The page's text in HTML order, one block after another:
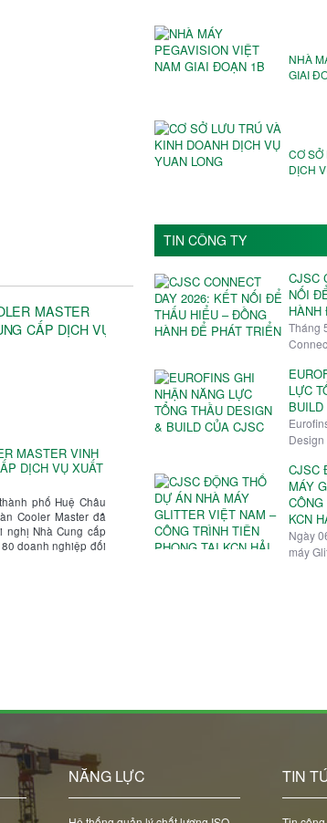
MASTER VINH
DỊCH VỤ XUẤT
phố Huệ Châu
Cooler Master đã
nghị Nhà Cung cấp
doanh nghiệp đối
NHÀ
GIAI
CƠ SỞ
DỊCH
TIN CÔNG TY
CJSC
NỐI
HÀNH
Tháng
LỰC
Design
CJSC
MÁY
KCN
Ngày
máy
NĂNG LỰC TIN